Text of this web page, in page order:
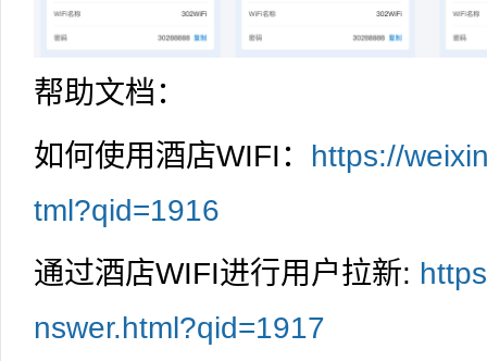
帮助文档：
如何使用酒店WIFI： https://
tml?qid=1916
通过酒店WIFI进行用户拉新:
nswer.html?qid=1917